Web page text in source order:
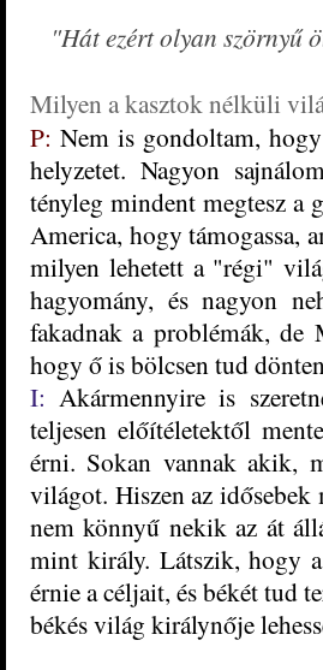
"Hát ezért olyan szörnyű
Milyen a kasztok nélküli
P: Nem is gondoltam,
helyzetet. Nagyon
tényleg mindent megtesz a
America, hogy támogassa,
milyen lehetett a "régi"
hagyomány, és nagyon
fakadnak a problémák, de
hogy ő is bölcsen tud
I: Akármennyire is
teljesen előítéletektől
érni. Sokan vannak akik,
világot. Hiszen az idősebek
nem könnyű nekik az át
mint király. Látszik, hogy
érnie a céljait, és békét tud
békés világ királynője